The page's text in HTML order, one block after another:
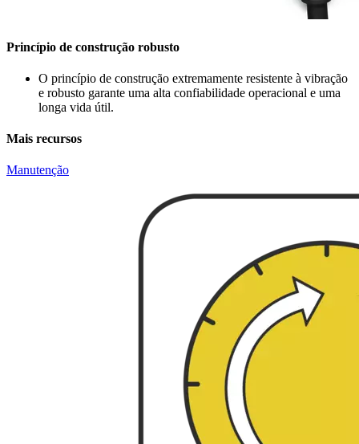
Princípio de construção robusto
O princípio de construção extremamente resistente à vibração
e robusto garante uma alta confiabilidade operacional e uma
longa vida útil.
Mais recursos
Manutenção